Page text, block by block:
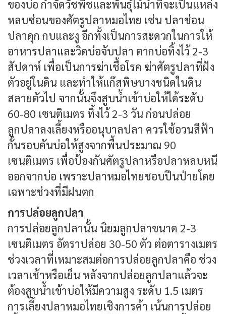
ของบ่อ กำจัดวัชพืชและพันธุ์ไม้น้ำที่จะเป็นแหล่ง
หลบซ่อนของศัตรูปลาหมอไทย เช่น ปลาช่อน
ปลาดุก กบและงู อีกทั้งเป็นการสะดวกในการให้
อาหารปลาและวิดบ่อจับปลา ตากบ่อทิ้งไว้ 2-3
สัปดาห์ เพื่อเป็นการฆ่าเชื้อโรค ฆ่าศัตรูปลาที่ฝัง
ตัวอยู่ในดิน และทำให้แก๊สพิษบางชนิดในดิน
สลายตัวไป จากนั้นจึงสูบน้ำเข้าบ่อให้ได้ระดับ
60-80 เซนติเมตร ทิ้งไว้ 2-3 วัน ก่อนปล่อย
ลูกปลาลงเลี้ยงหรืออนุบาลปลา ควรใช้อวนสีฟ้า
กั้นรอบคันบ่อให้สูงจากพื้นประมาณ 90
เซนติเมตร เพื่อป้องกันศัตรูปลาหรือปลาหลบหนี
ออกจากบ่อ เพราะปลาหมอไทยชอบปีนป่ายโดย
เฉพาะช่วงที่มีฝนตก
การปล่อยลูกปลา
การปล่อยลูกปลานั้น นิยมลูกปลาขนาด 2-3
เซนติเมตร อัตราปล่อย 30-50 ตัว ต่อตารางเมตร
ช่วงเวลาที่เหมาะสมต่อการปล่อยลูกปลาคือ ช่วง
เวลาเช้าหรือเย็น หลังจากปล่อยลูกปลาแล้วจะ
ต้องสูบน้ำเข้าบ่อให้มีความสูง ระดับ 1.5 เมตร
การเลี้ยงปลาหมอไทยเชิงการค้า เน้นการปล่อย